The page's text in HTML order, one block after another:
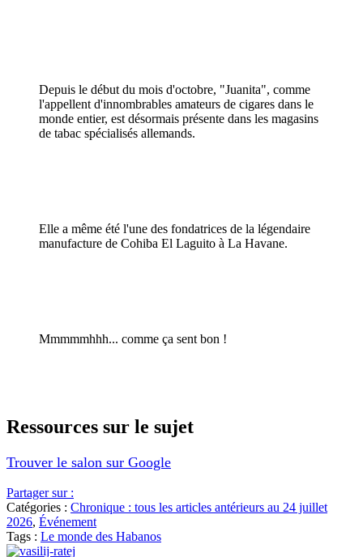
Depuis le début du mois d'octobre, "Juanita", comme
l'appellent d'innombrables amateurs de cigares dans le
monde entier, est désormais présente dans les magasins
de tabac spécialisés allemands.
Elle a même été l'une des fondatrices de la légendaire
manufacture de Cohiba El Laguito à La Havane.
Mmmmmhhh... comme ça sent bon !
Ressources sur le sujet
Trouver le salon sur Google
Partager sur :
Catégories : Chronique : tous les articles antérieurs au 24 juillet
2026, Événement
Tags : Le monde des Habanos